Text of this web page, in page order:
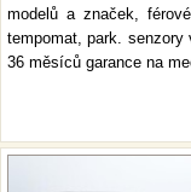
modelů a značek,
tempomat, park.
36 měsíců garance na